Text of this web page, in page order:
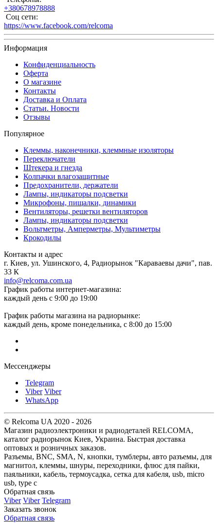
+380678978888
Соц сети:
https://www.facebook.com/relcoma
Информация
Конфиденциальность
Оферта
О магазине
Контакты
Доставка и Оплата
Статьи. Новости
Отзывы
Популярное
Клеммы, наконечники, клеммные изоляторы
Переключатели
Штекера и гнезда
Колпачки влагозащитные
Предохранители, держатели
Лампы, индикаторы подсветки
Микрофоны, пищалки, динамики
Вентиляторы, решетки вентиляторов
Лампы, индикаторы подсветки
Вольтметры, Амперметры, Мультиметры
Крокодилы
Контакты и адрес
г. Киев, ул. Ушинского, 4, Радиорынок "Караваевы дачи", пав.
33 К
info@relcoma.com.ua
График работы интернет-магазина:
каждый день с 9:00 до 19:00
График работы магазина на радиорынке:
каждый день, кроме понедельника, с 8:00 до 15:00
Мессенджеры
Telegram
Viber Viber
WhatsApp
© Relcoma UA 2020 - 2026
Магазин радиоэлектроники и радиодеталей RELCOMA,
каталог радиорынок Киев, Украина. Быстрая доставка
оптовых и розничных заказов.
Разъемы, BNC, SMA, N, кнопки, тумблеры, авто разъемы, для
магнитол, клеммы, шнуры, переходники, флюс для пайки,
паяльники, кабель, термоусадка, сетка для кабеля, usb, micro
usb, type c
Обратная связь
Viber Viber Telegram
Заказать звонок
Обратная связь